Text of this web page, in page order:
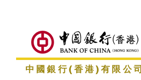
中國銀行(香港)有限公司